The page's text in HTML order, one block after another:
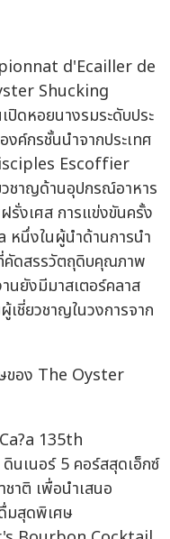
d'Ecailler de
Shucking
ดหอยนางรมระดับประ
ค์กรชั้นนำจากประเทศ
Escoffier
ชาญด้านอุปกรณ์อาหาร
รั่งเศส การแข่งขันครั้ง
หนึ่งในผู้นำด้านการนำ
คัดสรรวัตถุดิบคุณภาพ
นยังมีมาสเตอร์คลาส
เชี่ยวชาญในวงการจาก
ของ The Oyster
135th
เนอร์ 5 คอร์สสุดเอ็กซ์
าติ เพื่อนำเสนอ
มสุดพิเศษ